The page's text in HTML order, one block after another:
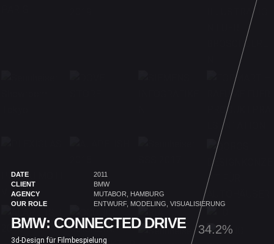
35.4%
DATE
2011
CLIENT
BMW
AGENCY
MUTABOR, HAMBURG
OUR ROLE
ENTWURF, MODELING, VISUALISIERUNG
BMW: CONNECTED DRIVE
3d-Design für Filmbespielung